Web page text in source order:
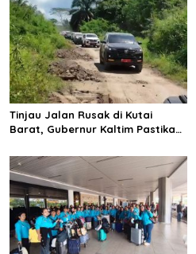
Tinjau Jalan Rusak di Kutai
Barat, Gubernur Kaltim Pastikan